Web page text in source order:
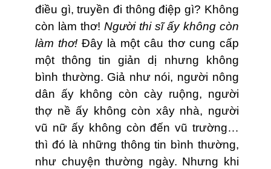
điều gì, truyền đi thông điệp gì? Không
còn làm thơ! Người thi sĩ ấy không còn
làm thơ!Đây là một câu thơ cung cấp
một thông tin giản dị nhưng không
bình thường. Giả như nói, người nông
dân ấy không còn cày ruộng, người
thợ nề ấy không còn xây nhà, người
vũ nữ ấy không còn đến vũ trường…
thì đó là những thông tin bình thường,
như chuyện thường ngày. Nhưng khi